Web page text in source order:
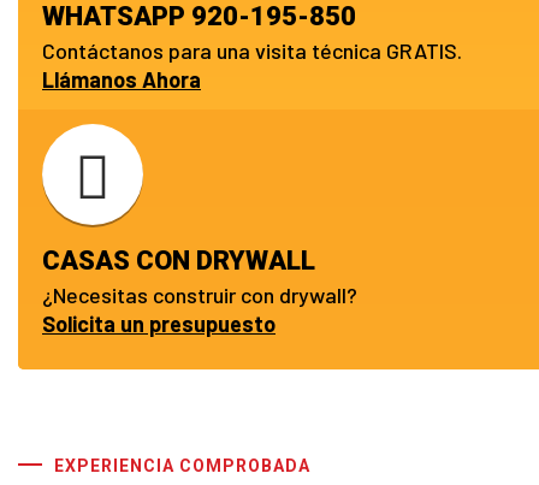
WHATSAPP 920-195-850
Contáctanos para una visita técnica GRATIS.
Llámanos Ahora
CASAS CON DRYWALL
¿Necesitas construir con drywall?
Solicita un presupuesto
EXPERIENCIA COMPROBADA